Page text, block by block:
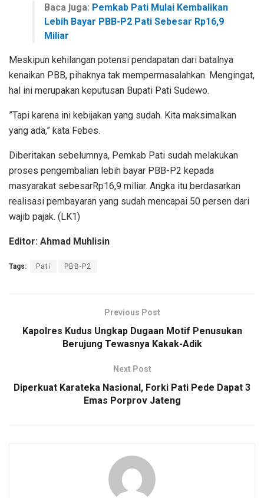
Baca juga: Pemkab Pati Mulai Kembalikan
Lebih Bayar PBB-P2 Pati Sebesar Rp16,9
Miliar
Meskipun kehilangan potensi pendapatan dari batalnya
kenaikan PBB, pihaknya tak mempermasalahkan. Mengingat,
hal ini merupakan keputusan Bupati Pati Sudewo.
”Tapi karena ini kebijakan yang sudah. Kita maksimalkan
yang ada,” kata Febes.
Diberitakan sebelumnya, Pemkab Pati sudah melakukan
proses pengembalian lebih bayar PBB-P2 kepada
masyarakat sebesarRp16,9 miliar. Angka itu berdasarkan
realisasi pembayaran yang sudah mencapai 50 persen dari
wajib pajak. (LK1)
Editor: Ahmad Muhlisin
Tags: Pati PBB-P2
Previous Post
Kapolres Kudus Ungkap Dugaan Motif Penusukan
Berujung Tewasnya Kakak-Adik
Next Post
Diperkuat Karateka Nasional, Forki Pati Pede Dapat 3
Emas Porprov Jateng